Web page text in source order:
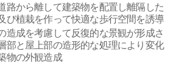
路から離して建築物を配置し離隔した
び植栽を作って快適な歩行空間を誘導
造成を考慮して反復的な景観が形成さ
部と屋上部の造形的な処理により変化
物の外観造成